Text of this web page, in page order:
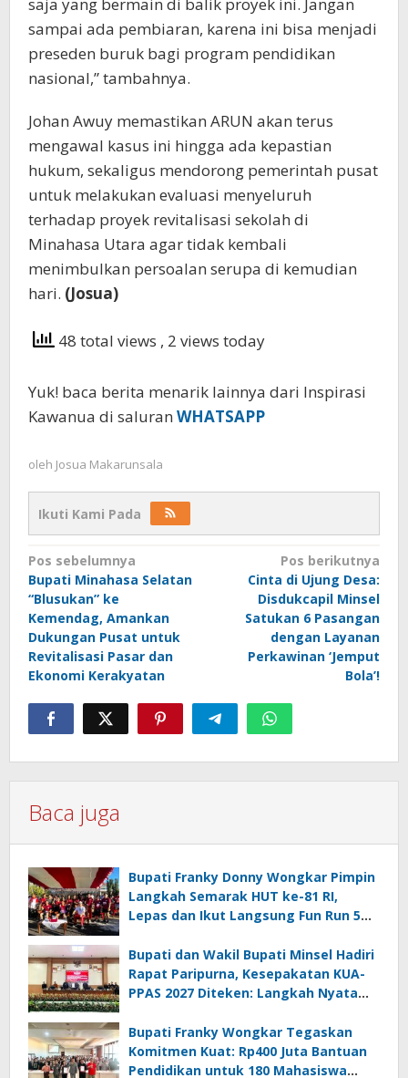
sampai ada pembiaran, karena ini bisa menjadi
preseden buruk bagi program pendidikan
nasional,” tambahnya.
Johan Awuy memastikan ARUN akan terus
mengawal kasus ini hingga ada kepastian
hukum, sekaligus mendorong pemerintah pusat
untuk melakukan evaluasi menyeluruh
terhadap proyek revitalisasi sekolah di
Minahasa Utara agar tidak kembali
menimbulkan persoalan serupa di kemudian
hari. (Josua)
48 total views , 2 views today
Yuk! baca berita menarik lainnya dari Inspirasi
Kawanua di saluran WHATSAPP
oleh Josua Makarunsala
Ikuti Kami Pada
Navigasi
pos
Pos sebelumnya
Bupati Minahasa Selatan
“Blusukan” ke
Kemendag, Amankan
Dukungan Pusat untuk
Revitalisasi Pasar dan
Ekonomi Kerakyatan
Pos berikutnya
Cinta di Ujung Desa:
Disdukcapil Minsel
Satukan 6 Pasangan
dengan Layanan
Perkawinan ‘Jemput
Bola’!
Baca juga
Bupati Franky Donny Wongkar Pimpin
Langkah Semarak HUT ke-81 RI,
Lepas dan Ikut Langsung Fun Run 5
Bupati dan Wakil Bupati Minsel Hadiri
Rapat Paripurna, Kesepakatan KUA-
PPAS 2027 Diteken: Langkah Nyata
Bupati Franky Wongkar Tegaskan
Komitmen Kuat: Rp400 Juta Bantuan
Pendidikan untuk 180 Mahasiswa